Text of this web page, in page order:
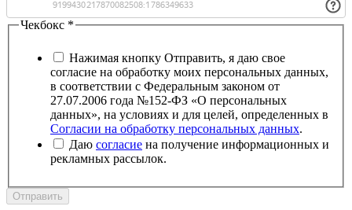
Чекбокс *
Нажимая кнопку Отправить, я даю свое
согласие на обработку моих персональных данных,
в соответствии с Федеральным законом от
27.07.2006 года №152-ФЗ «О персональных
данных», на условиях и для целей, определенных в
Согласии на обработку персональных данных.
Даю согласие на получение информационных и
рекламных рассылок.
Отправить